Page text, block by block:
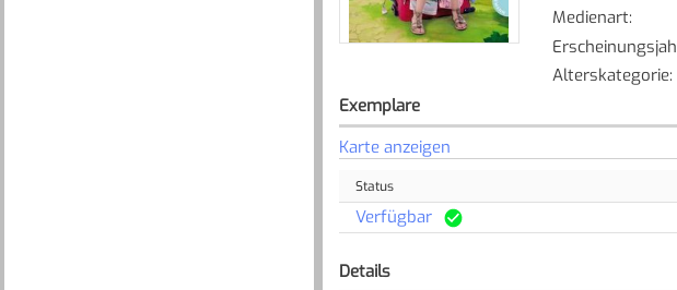
Medienart:
Alterskategorie:
Exemplare
Karte anzeigen
Status
Verfügbar
Details